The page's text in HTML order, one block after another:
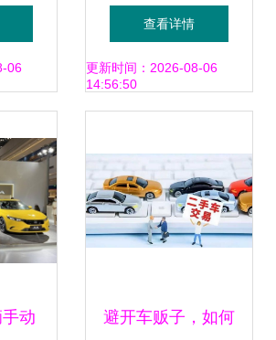
限
购
06
了，人找不到影响
新车上牌？这样解
查看详情
更新时间：2026-08-06
14:56:50
动 避开车贩子，如何